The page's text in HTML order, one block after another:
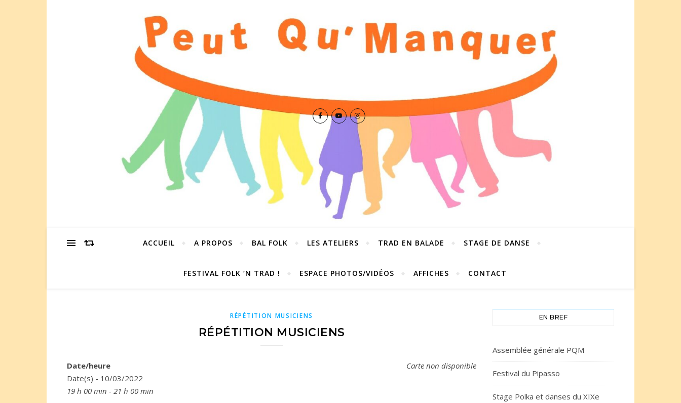
ACCUEIL A PROPOS BAL FOLK LES ATELIERS TRAD EN BALADE STAGE DE DANSE
FESTIVAL FOLK ‘N TRAD ! ESPACE PHOTOS/VIDÉOS AFFICHES CONTACT
RÉPÉTITION MUSICIENS
RÉPÉTITION MUSICIENS
Carte non disponible
Date/heure
Date(s) - 10/03/2022
19 h 00 min - 21 h 00 min
EN BREF
Assemblée générale PQM
Festival du Pipasso
Stage Polka et danses du XIXe